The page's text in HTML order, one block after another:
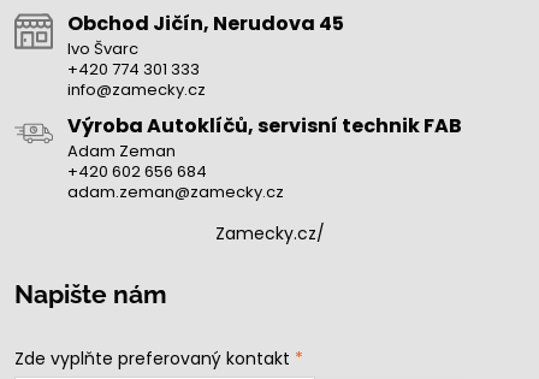
Obchod Jičín, Nerudova 45
Ivo Švarc
+420 774 301 333
info@zamecky.cz
Výroba Autoklíčů, servisní technik FAB
Adam Zeman
+420 602 656 684
adam.zeman@zamecky.cz
Zamecky.cz/
Napište nám
Zde vyplňte preferovaný kontakt *